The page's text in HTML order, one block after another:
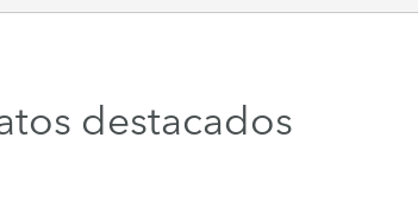
destacados